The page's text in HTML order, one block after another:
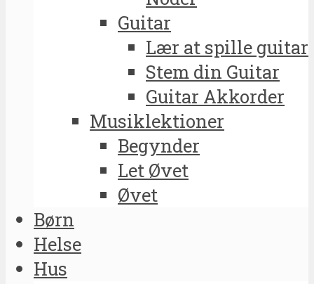
Guitar
Lær at spille guitar
Stem din Guitar
Guitar Akkorder
Musiklektioner
Begynder
Let Øvet
Øvet
Børn
Helse
Hus